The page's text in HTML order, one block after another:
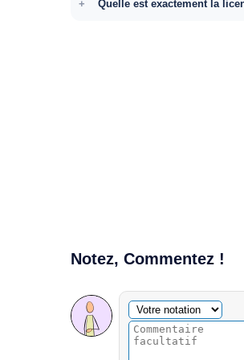
Quelle est exactement la
Notez, Commentez !
Commentaire facultatif
Votre notation